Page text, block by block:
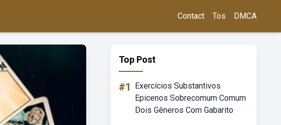
Contact Tos DMCA
Top Post
#1
Exercícios Substantivos
Epicenos Sobrecomum Comum
Dois Gêneros Com Gabarito